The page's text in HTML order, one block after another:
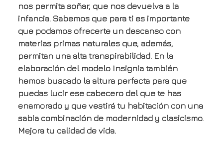
nos permita soñar, que nos devuelva a la
infancia. Sabemos que para ti es importante
que podamos ofrecerte un descanso con
materias primas naturales que, además,
permitan una alta transpirabilidad. En la
elaboración del modelo Insignia también
hemos buscado la altura perfecta para que
puedas lucir ese cabecero del que te has
enamorado y que vestirá tu habitación con una
sabia combinación de modernidad y clasicismo.
Mejora tu calidad de vida.